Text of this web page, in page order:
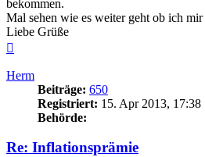
bekommen.
Mal sehen wie es weiter geht ob ich
Liebe Grüße
Herm
Beiträge: 650
Registriert: 15. Apr 2013, 17:38
Behörde:
Re: Inflationsprämie